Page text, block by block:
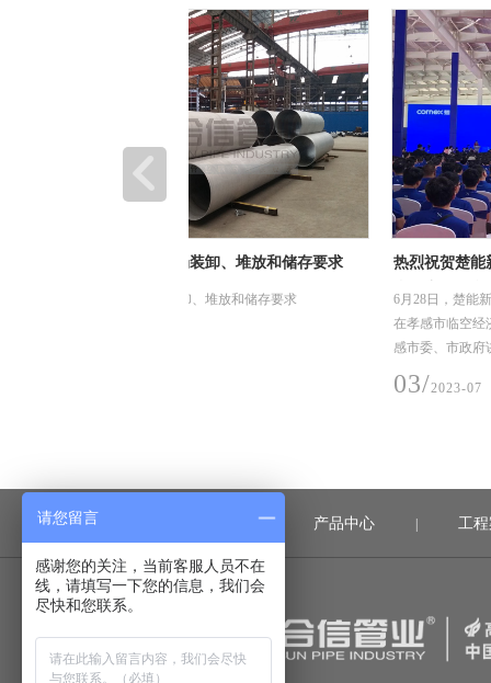
热烈祝贺楚能新能源（孝感）锂电池产业园
利投产，恒合信为其提供安全可靠的不锈钢
6月28日，楚能新能源孝感锂电池产业园项目一期投
在孝感市临空经济区隆重举行，孝感市委书记胡玖
感市委、市政府讲话，并宣布楚能新能源孝感锂电
| 产品中心 工
请您留言
感谢您的关注，当前客服人员不在
线，请填写一下您的信息，我们会
尽快和您联系。